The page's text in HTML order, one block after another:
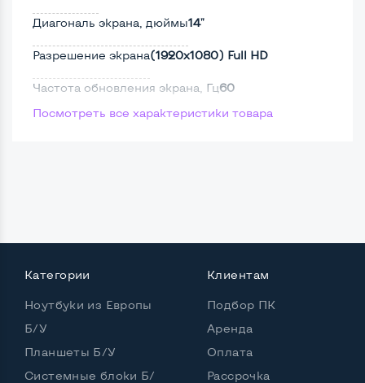
Диагональ экрана, дюймы14"
Разрешение экрана(1920х1080) Full HD
Частота обновления экрана, Гц60
Full HD Да
ПроцессорIntel Core i5-1245U
Частота процессора (базовая-максимальная)
Посмотреть все характеристики товара
Категории
Ноутбуки из Европы
Б/У
Планшеты Б/У
Системные блоки Б/
Клиентам
Подбор ПК
Аренда
Оплата
Рассрочка